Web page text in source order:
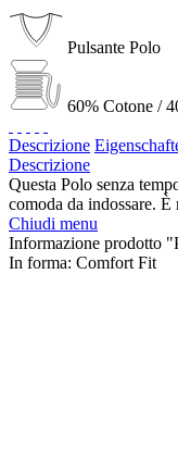
Pulsante Polo
60% Cotone /
Descrizione
Descrizione
Questa Polo senza
comoda da indossare. È
Chiudi menu
Informazione prodotto
In forma: Comfort Fit